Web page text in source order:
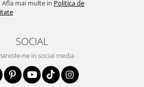
Afla mai multe in Politica de
SOCIAL
ne in social media